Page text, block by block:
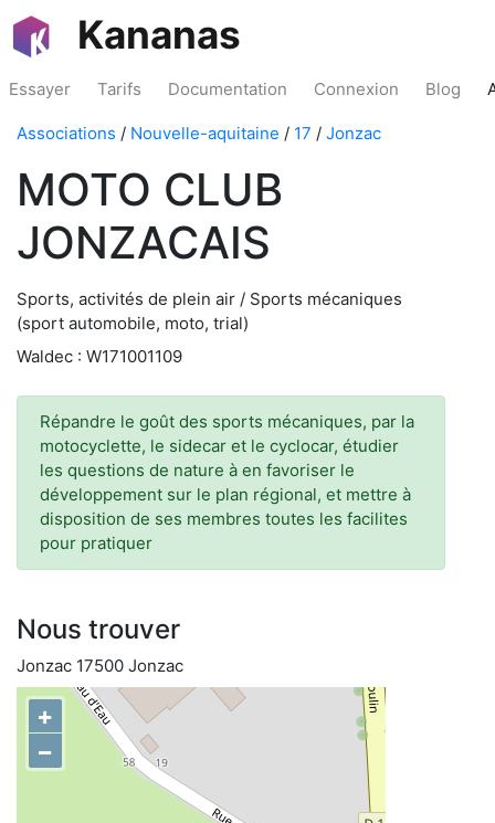
Kananas
Essayer Tarifs Documentation Connexion Blog
Associations / Nouvelle-aquitaine / 17 / Jonzac
MOTO CLUB
JONZACAIS
Sports, activités de plein air / Sports mécaniques
(sport automobile, moto, trial)
Waldec : W171001109
Répandre le goût des sports mécaniques, par la
motocyclette, le sidecar et le cyclocar, étudier
les questions de nature à en favoriser le
développement sur le plan régional, et mettre à
disposition de ses membres toutes les facilites
pour pratiquer
Nous trouver
Jonzac 17500 Jonzac
+
−